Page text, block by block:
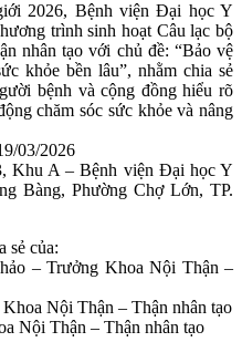
2026, Bệnh viện Đại học Y
trình sinh hoạt Câu lạc bộ
nhân tạo với chủ đề: “Bảo vệ
khỏe bền lâu”, nhằm chia sẻ
bệnh và cộng đồng hiểu rõ
chăm sóc sức khỏe và nâng
03/2026
Khu A – Bệnh viện Đại học Y
Bàng, Phường Chợ Lớn, TP.
sẻ của:
– Trưởng Khoa Nội Thận –
Nội Thận – Thận nhân tạo
Nội Thận – Thận nhân tạo